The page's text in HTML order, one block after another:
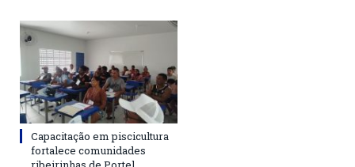
Capacitação em piscicultura
fortalece comunidades